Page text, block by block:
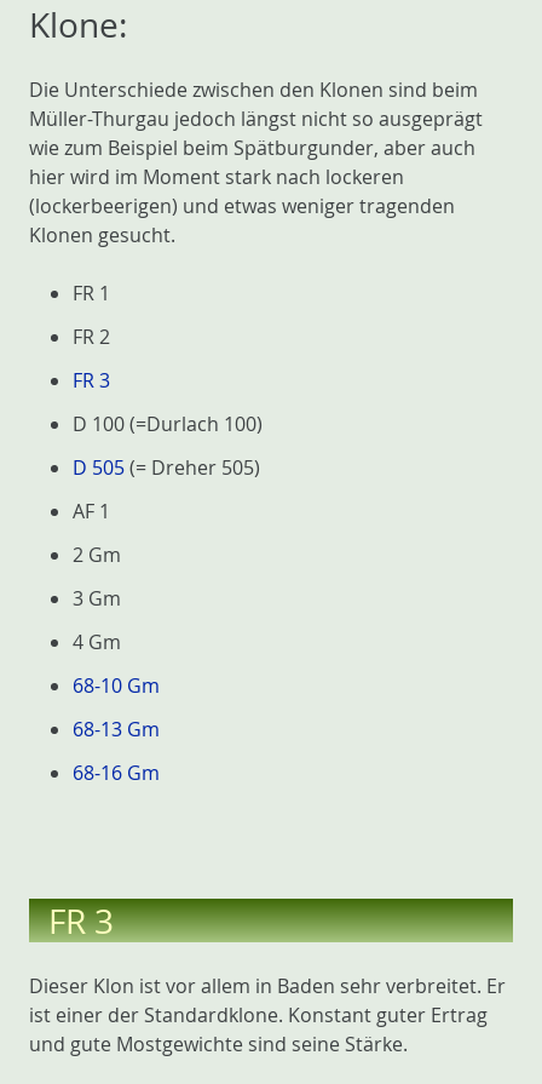
Klone:
Die Unterschiede zwischen den Klonen sind beim
Müller-Thurgau jedoch längst nicht so ausgeprägt
wie zum Beispiel beim Spätburgunder, aber auch
hier wird im Moment stark nach lockeren
(lockerbeerigen) und etwas weniger tragenden
Klonen gesucht.
FR 1
FR 2
FR 3
D 100 (=Durlach 100)
D 505(= Dreher 505)
AF 1
2 Gm
3 Gm
4 Gm
68-10 Gm
68-13 Gm
68-16 Gm
FR 3
Dieser Klon ist vor allem in Baden sehr verbreitet. Er
ist einer der Standardklone. Konstant guter Ertrag
und gute Mostgewichte sind seine Stärke.